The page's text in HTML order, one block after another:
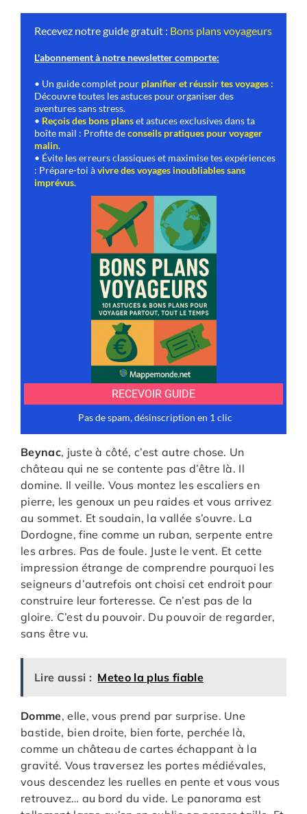
Beynac, juste à côté, c’est autre chose. Un
château qui ne se contente pas d’être là. Il
domine. Il veille. Vous montez les escaliers en
pierre, les genoux un peu raides et vous arrivez
au sommet. Et soudain, la vallée s’ouvre. La
Dordogne, fine comme un ruban, serpente entre
les arbres. Pas de foule. Juste le vent. Et cette
impression étrange de comprendre pourquoi les
seigneurs d’autrefois ont choisi cet endroit pour
construire leur forteresse. Ce n’est pas de la
gloire. C’est du pouvoir. Du pouvoir de regarder,
sans être vu.
Lire aussi : Meteo la plus fiable
Domme, elle, vous prend par surprise. Une
bastide, bien droite, bien forte, perchée là,
comme un château de cartes échappant à la
gravité. Vous traversez les portes médiévales,
vous descendez les ruelles en pente et vous vous
retrouvez… au bord du vide. Le panorama est